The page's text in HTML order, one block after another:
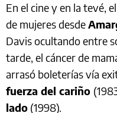
En el cine y en la tevé,
de mujeres desde
Davis ocultando entre
tarde, el cáncer de
arrasó boleterías vía
fuerza del cariño
lado (1998).